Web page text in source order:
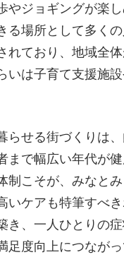
やジョギングが楽
る場所として多く
れており、地域全
いは子育て支援施
らせる街づくりは
まで幅広い年代が
制こそが、みなと
いケアも特筆すべ
き、一人ひとりの
度向上につなが